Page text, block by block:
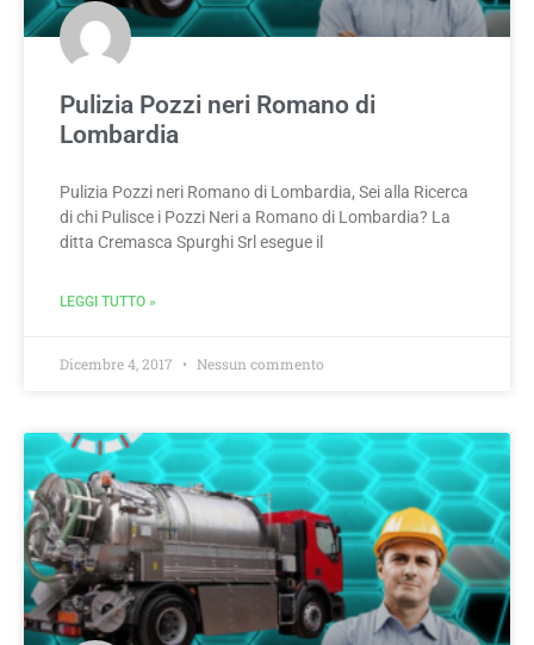
Pulizia Pozzi neri Romano di
Lombardia
Pulizia Pozzi neri Romano di Lombardia, Sei alla Ricerca
di chi Pulisce i Pozzi Neri a Romano di Lombardia? La
ditta Cremasca Spurghi Srl esegue il
LEGGI TUTTO »
Dicembre 4, 2017 Nessun commento